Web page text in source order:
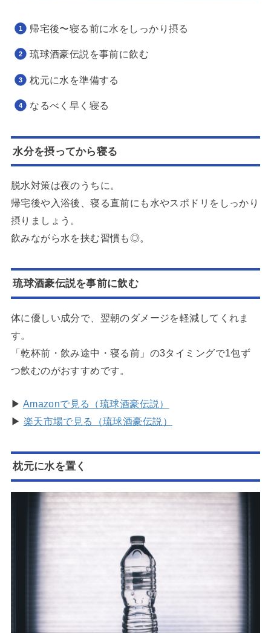
帰宅後〜寝る前に水をしっかり摂る
琉球酒豪伝説を事前に飲む
枕元に水を準備する
なるべく早く寝る
水分を摂ってから寝る
脱水対策は夜のうちに。
帰宅後や入浴後、寝る直前にも水やスポドリをしっかり
摂りましょう。
飲みながら水を挟む習慣も◎。
琉球酒豪伝説を事前に飲む
体に優しい成分で、翌朝のダメージを軽減してくれま
す。
「乾杯前・飲み途中・寝る前」の3タイミングで1包ず
つ飲むのがおすすめです。
▶ Amazonで見る（琉球酒豪伝説）
▶ 楽天市場で見る（琉球酒豪伝説）
枕元に水を置く